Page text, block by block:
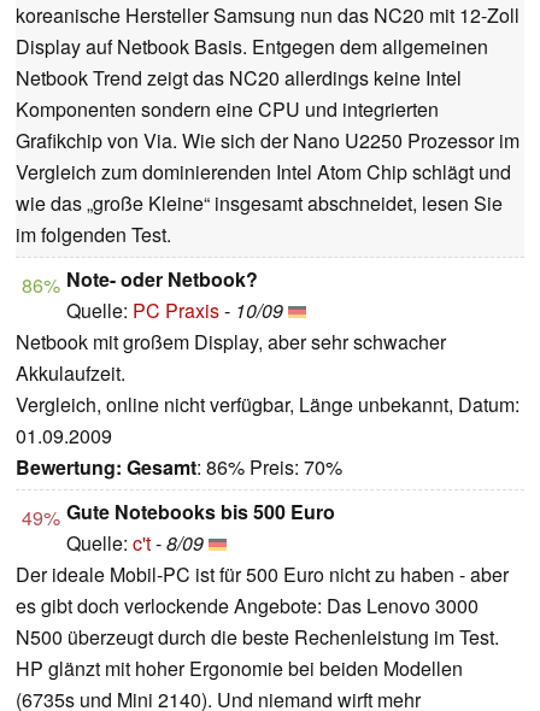
koreanische Hersteller Samsung nun das NC20 mit 12-Zoll
Display auf Netbook Basis. Entgegen dem allgemeinen
Netbook Trend zeigt das NC20 allerdings keine Intel
Komponenten sondern eine CPU und integrierten
Grafikchip von Via. Wie sich der Nano U2250 Prozessor im
Vergleich zum dominierenden Intel Atom Chip schlägt und
wie das „große Kleine“ insgesamt abschneidet, lesen Sie
im folgenden Test.
86% Note- oder Netbook?
Quelle: PC Praxis- 10/09
Netbook mit großem Display, aber sehr schwacher
Akkulaufzeit.
Vergleich, online nicht verfügbar, Länge unbekannt, Datum:
01.09.2009
Bewertung: Gesamt: 86% Preis: 70%
49% Gute Notebooks bis 500 Euro
Quelle: c't-8/09
Der ideale Mobil-PC ist für 500 Euro nicht zu haben - aber
es gibt doch verlockende Angebote: Das Lenovo 3000
N500 überzeugt durch die beste Rechenleistung im Test.
HP glänzt mit hoher Ergonomie bei beiden Modellen
(6735s und Mini 2140). Und niemand wirft mehr